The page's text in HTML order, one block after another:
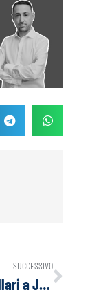
SUCCESSIVO
La Russia sequestra 440 milioni di dollari a JPMorgan